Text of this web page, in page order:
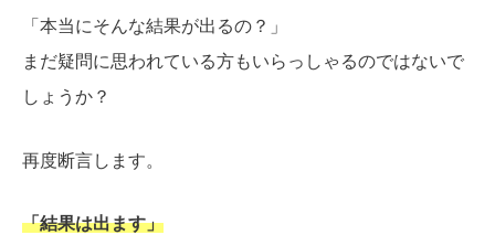
「本当にそんな結果が出るの？」
まだ疑問に思われている方もいらっしゃるのではないで
しょうか？
再度断言します。
「結果は出ます」